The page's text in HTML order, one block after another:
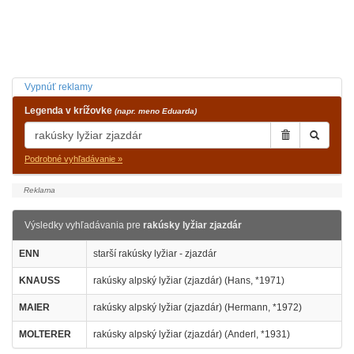
Vypnúť reklamy
Legenda v krížovke (napr. meno Eduarda)
Podrobné vyhľadávanie »
Výsledky vyhľadávania pre rakúsky lyžiar zjazdár
ENN starší rakúsky lyžiar - zjazdár
KNAUSS rakúsky alpský lyžiar (zjazdár) (Hans, *1971)
MAIER rakúsky alpský lyžiar (zjazdár) (Hermann, *1972)
MOLTERER rakúsky alpský lyžiar (zjazdár) (Anderl, *1931)